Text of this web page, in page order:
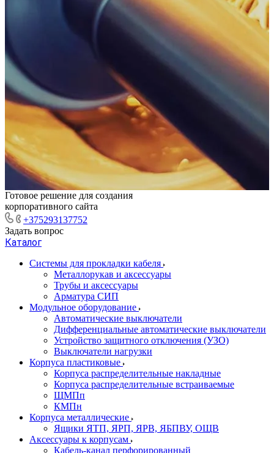
Готовое решение для создания
корпоративного сайта
+375293137752
Задать вопрос
Каталог
Системы для прокладки кабеля
Металлорукав и аксессуары
Трубы и аксессуары
Арматура СИП
Модульное оборудование
Автоматические выключатели
Дифференциальные автоматические выключатели
Устройство защитного отключения (УЗО)
Выключатели нагрузки
Корпуса пластиковые
Корпуса распределительные накладные
Корпуса распределительные встраиваемые
ЩМПп
КМПн
Корпуса металлические
Ящики ЯТП, ЯРП, ЯРВ, ЯБПВУ, ОЩВ
Аксессуары к корпусам
Кабель-канал перфорированный